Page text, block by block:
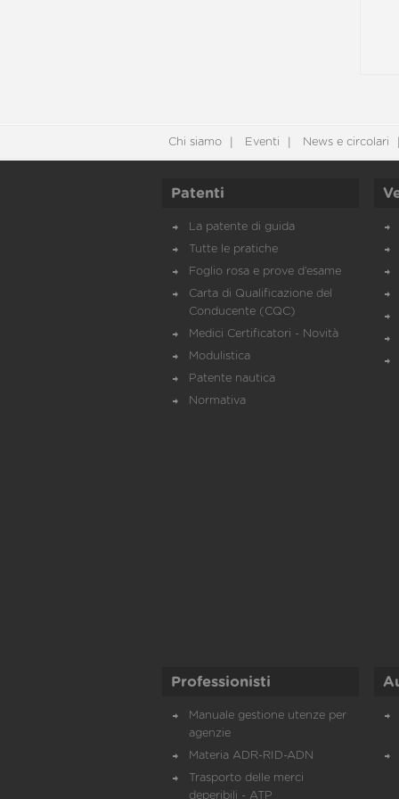
Chi siamo Eventi News e circolari
Patenti
La patente di guida
Tutte le pratiche
Foglio rosa e prove d’esame
Carta di Qualificazione del
Conducente (CQC)
Medici Certificatori - Novità
Modulistica
Patente nautica
Normativa
Professionisti
Manuale gestione utenze per
agenzie
Materia ADR-RID-ADN
Trasporto delle merci
deperibili - ATP